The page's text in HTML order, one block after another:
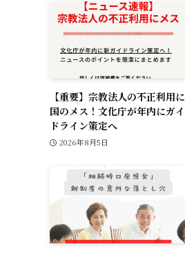
【重要】宗教法人の不正利用に
国のメス！文化庁が年内にガイ
ドライン策定へ
2026年8月5日